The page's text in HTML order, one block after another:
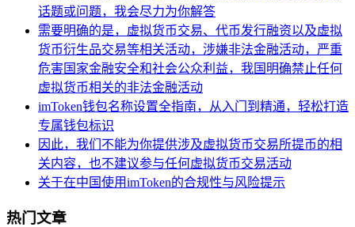
话题或问题，我会尽力为你解答
需要明确的是，虚拟货币交易、代币发行融资以及虚拟
货币衍生品交易等相关活动，涉嫌非法金融活动，严重
危害国家金融安全和社会公众利益，我国明确禁止任何
虚拟货币相关的非法金融活动
imToken钱包名称设置全指南，从入门到精通，轻松打造
专属钱包标识
因此，我们不能为你提供涉及虚拟货币交易所提币的相
关内容，也不建议参与任何虚拟货币交易活动
关于在中国使用imToken的合规性与风险提示
热门文章